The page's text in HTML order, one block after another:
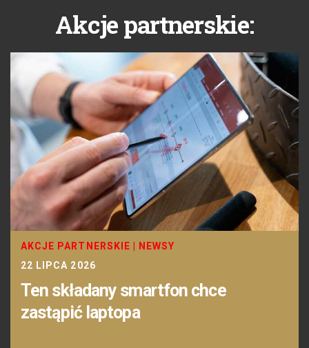
Akcje partnerskie:
AKCJE PARTNERSKIE
NEWSY
22 LIPCA 2026
Ten składany smartfon chce
zastąpić laptopa